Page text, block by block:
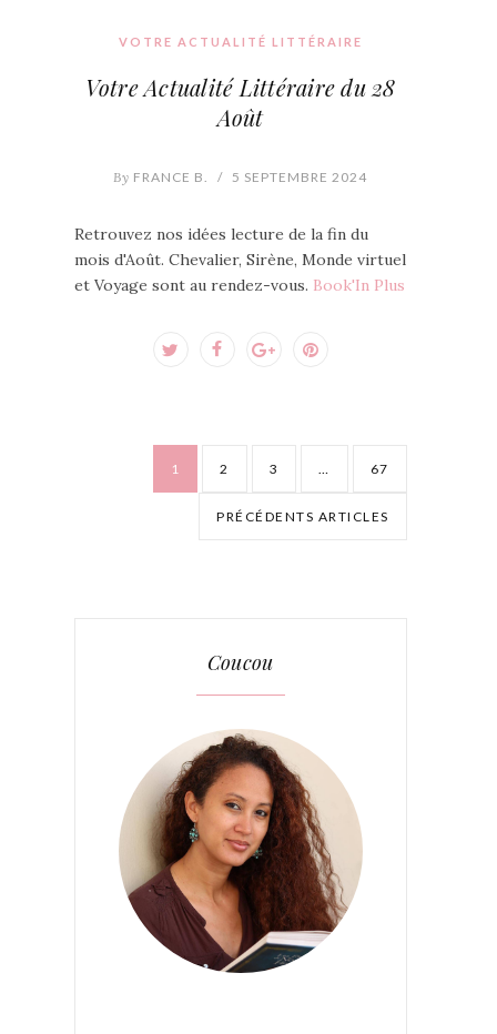
VOTRE ACTUALITÉ LITTÉRAIRE
Votre Actualité Littéraire du 28
Août
By FRANCE B. / 5 SEPTEMBRE 2024
Retrouvez nos idées lecture de la fin du
mois d'Août. Chevalier, Sirène, Monde virtuel
et Voyage sont au rendez-vous. Book'In Plus
1 2 3 … 67
PRÉCÉDENTS ARTICLES
Coucou